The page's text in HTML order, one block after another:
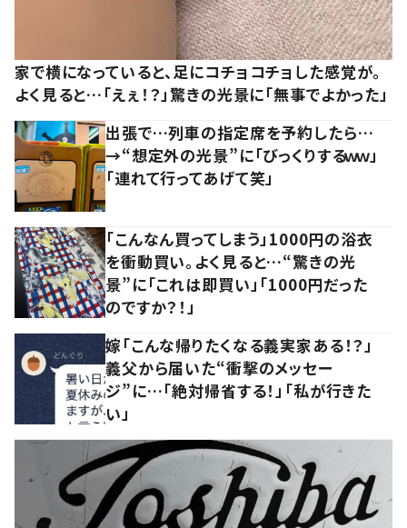
家で横になっていると、足にコチョコチョした感覚が。
よく見ると…「えぇ！？」驚きの光景に「無事でよかった」
出張で…列車の指定席を予約したら…
→“想定外の光景”に「びっくりするｗｗ」
「連れて行ってあげて笑」
「こんなん買ってしまう」1000円の浴衣
を衝動買い。よく見ると…“驚きの光
景”に「これは即買い」「1000円だった
のですか？！」
嫁「こんな帰りたくなる義実家ある！？」
義父から届いた“衝撃のメッセー
ジ”に…「絶対帰省する！」「私が行きた
い」